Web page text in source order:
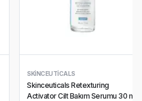
SKINCEUTICALS
Skinceuticals Retexturing
Activator Cilt Bakım Serumu 30 ml